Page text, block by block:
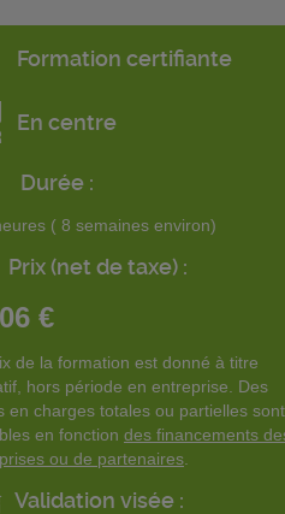
Formation certifiante
En centre
Durée :
( 8 semaines environ)
Prix (net de taxe) :
€
de la formation est donné à titre
hors période en entreprise. Des
en charges totales ou partielles sont
en fonction des financements
ou de partenaires
Validation visée :